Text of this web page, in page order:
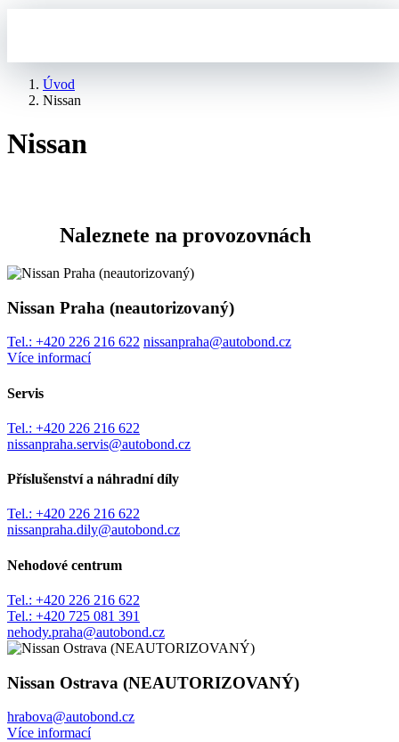
Úvod
Nissan
Nissan
Naleznete na provozovnách
Nissan Praha (neautorizovaný)
Tel.: +420 226 216 622 nissanpraha@autobond.cz
Více informací
Servis
Tel.: +420 226 216 622
nissanpraha.servis@autobond.cz
Příslušenství a náhradní díly
Tel.: +420 226 216 622
nissanpraha.dily@autobond.cz
Nehodové centrum
Tel.: +420 226 216 622
Tel.: +420 725 081 391
nehody.praha@autobond.cz
Nissan Ostrava (NEAUTORIZOVANÝ)
hrabova@autobond.cz
Více informací